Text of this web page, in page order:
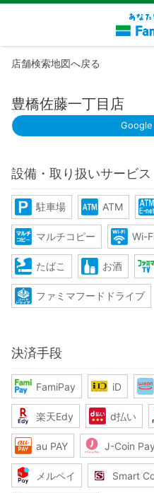
店舗検索地図へ戻る
豊橋佐藤一丁目店
Google
設備・取り扱いサービス
駐車場 ATM
マルチコピー Wi-
たばこ お酒
ファミマフードドライブ
決済手段
FamiPay iD
楽天Edy d払い
au PAY J-Coin Pay
メルペイ Smart